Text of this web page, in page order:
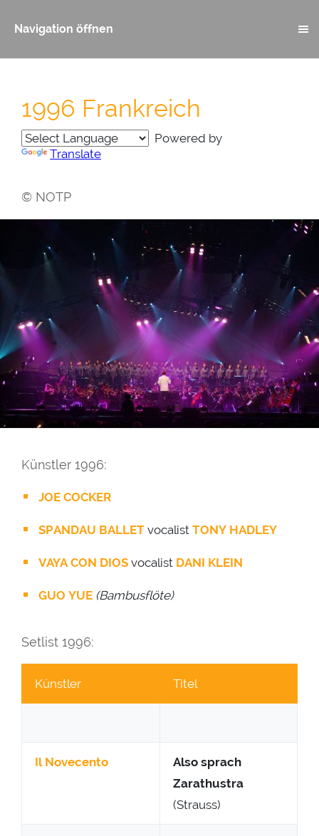
Navigation öffnen
1996 Frankreich
Powered by
Translate
© NOTP
Künstler 1996:
JOE COCKER
SPANDAU BALLET vocalist TONY HADLEY
VAYA CON DIOS vocalist DANI KLEIN
GUO YUE (Bambusflöte)
Setlist 1996:
Künstler Titel
Il Novecento
Also sprach
Zarathustra
(Strauss)